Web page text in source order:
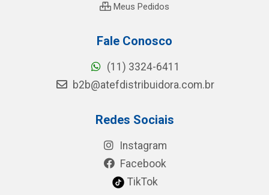
Meus Pedidos
Fale Conosco
(11) 3324-6411
b2b@atefdistribuidora.com.br
Redes Sociais
Instagram
Facebook
TikTok